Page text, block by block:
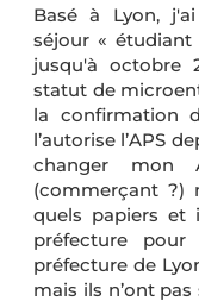
Basé à Lyon,
séjour « étudiant
jusqu'à octobre
statut de
la confirmation
l’autorise l’APS
changer mon
(commerçant ?)
quels papiers et
préfecture
préfecture de
mais ils n’ont